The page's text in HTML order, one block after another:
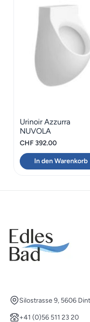
Urinoir Azzurra
NUVOLA
CHF392.00
In den Warenkorb
Silostrasse 9, 5606
+41 (0)56 511 23 20